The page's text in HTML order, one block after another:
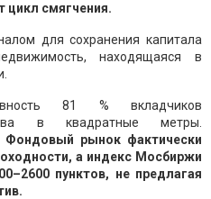
цикл смягчения.
для сохранения капитала
находящаяся в
81 % вкладчиков
в квадратные метры.
Фондовый рынок фактически
а индекс Мосбиржи
пунктов, не предлагая